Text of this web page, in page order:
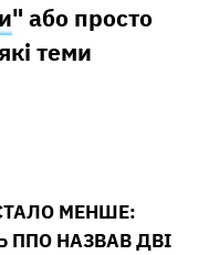
" або просто
теми
МЕНШЕ:
ППО НАЗВАВ ДВІ